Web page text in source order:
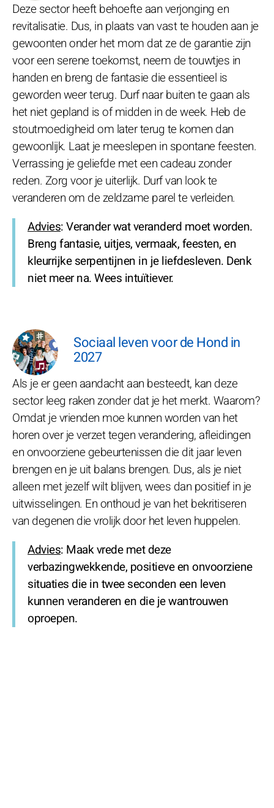
Deze sector heeft behoefte aan verjonging en
revitalisatie. Dus, in plaats van vast te houden aan je
gewoonten onder het mom dat ze de garantie zijn
voor een serene toekomst, neem de touwtjes in
handen en breng de fantasie die essentieel is
geworden weer terug. Durf naar buiten te gaan als
het niet gepland is of midden in de week. Heb de
stoutmoedigheid om later terug te komen dan
gewoonlijk. Laat je meeslepen in spontane feesten.
Verrassing je geliefde met een cadeau zonder
reden. Zorg voor je uiterlijk. Durf van look te
veranderen om de zeldzame parel te verleiden.
Advies: Verander wat veranderd moet worden.
Breng fantasie, uitjes, vermaak, feesten, en
kleurrijke serpentijnen in je liefdesleven. Denk
niet meer na. Wees intuïtiever.
Sociaal leven voor de Hond in
2027
Als je er geen aandacht aan besteedt, kan deze
sector leeg raken zonder dat je het merkt. Waarom?
Omdat je vrienden moe kunnen worden van het
horen over je verzet tegen verandering, afleidingen
en onvoorziene gebeurtenissen die dit jaar leven
brengen en je uit balans brengen. Dus, als je niet
alleen met jezelf wilt blijven, wees dan positief in je
uitwisselingen. En onthoud je van het bekritiseren
van degenen die vrolijk door het leven huppelen.
Advies: Maak vrede met deze
verbazingwekkende, positieve en onvoorziene
situaties die in twee seconden een leven
kunnen veranderen en die je wantrouwen
oproepen.